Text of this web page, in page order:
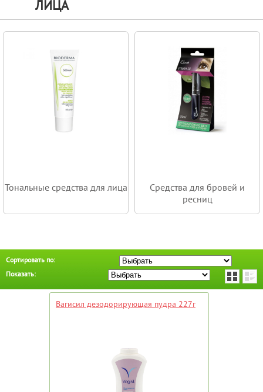
ЛИЦА
Тональные средства для лица
Средства для бровей и
ресниц
Сортировать по:
Показать:
Вагисил дезодорирующая пудра 227г